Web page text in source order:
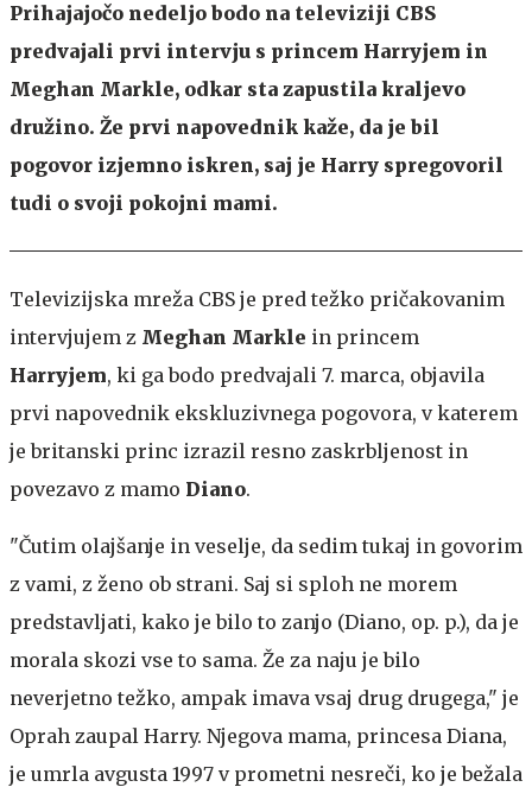
Prihajajočo nedeljo bodo na televiziji CBS
predvajali prvi intervju s princem Harryjem in
Meghan Markle, odkar sta zapustila kraljevo
družino. Že prvi napovednik kaže, da je bil
pogovor izjemno iskren, saj je Harry spregovoril
tudi o svoji pokojni mami.
Televizijska mreža CBS je pred težko pričakovanim
intervjujem z Meghan Markle in princem
Harryjem, ki ga bodo predvajali 7. marca, objavila
prvi napovednik ekskluzivnega pogovora, v katerem
je britanski princ izrazil resno zaskrbljenost in
povezavo z mamo Diano.
"Čutim olajšanje in veselje, da sedim tukaj in govorim
z vami, z ženo ob strani. Saj si sploh ne morem
predstavljati, kako je bilo to zanjo (Diano, op. p.), da je
morala skozi vse to sama. Že za naju je bilo
neverjetno težko, ampak imava vsaj drug drugega," je
Oprah zaupal Harry. Njegova mama, princesa Diana,
je umrla avgusta 1997 v prometni nesreči, ko je bežala